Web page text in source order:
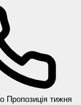
Пропозиція тижня